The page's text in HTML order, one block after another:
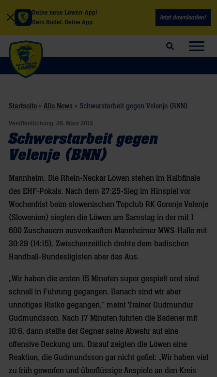
Deine neue Löwen-App!
Dein Rudel. Deine App.
Jetzt downloaden!
Suchfeld öffnen
Startseite » Alle News » Schwerstarbeit gegen Velenje (BNN)
Veröffentlichung: 26. März 2012
Schwerstarbeit gegen
Velenje (BNN)
Mannheim. Die Rhein-Neckar Löwen stehen im Halbfinale
des EHF-Pokals. Nach dem 27:25-Sieg im Hinspiel vor
Wochenfrist beim slowenischen Topclub RK Gorenje Velenje
(Slowenien) siegten die Löwen am Samstag in der mit 1
600 Zuschauern ausverkauften Mannheimer MWS-Halle mit
30:29 (14:15). Zwischenzeitlich drohte dem badischen
Handball-Bundesligisten aber das Aus.
„Wir haben die ersten 15 Minuten super gespielt und sind
schnell in Führung gegangen. Danach sind wir aber
unnötiges Risiko gegangen,“ meint Trainer Gudmundur
Gudmundsson. Nach 17 Minuten führten die Badener mit
10:6, dann stellte der Gegner seine Abwehr auf eine
offensive Deckung um. Darauf zeigten die Löwen eine
Reaktion, die Gudmundsson gar nicht gefiel: „Wir haben viel
zu früh geworfen und überflüssige Anspiele an den Kreis